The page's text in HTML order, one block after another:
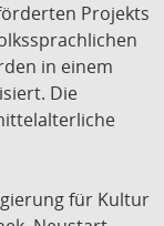
Projekts
in einem
Die
für Kultur